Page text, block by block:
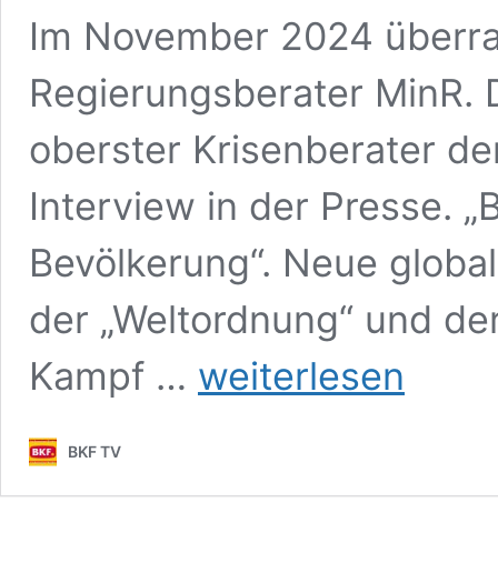
Im November 2024
Regierungsberater
oberster Krisenberater
Interview in der Presse.
Bevölkerung“. Neue
der „Weltordnung“ und
Kampf …
Abwehrfähige
Burgenländer:
weiterlesen
BKF TV